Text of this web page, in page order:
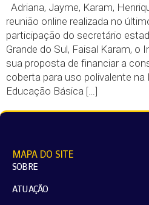
Adriana, Jayme, Karam,
reunião online realizada no
participação do secretário
Grande do Sul, Faisal Karam,
sua proposta de financiar a
coberta para uso polivalente na
Educação Básica […]
MAPA DO SITE
SOBRE
ATUAÇÃO